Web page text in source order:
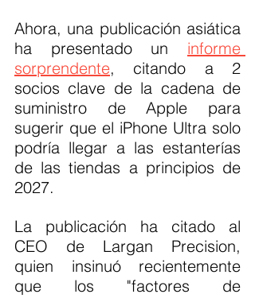
Ahora, una publicación asiática
ha presentado un informe
sorprendente, citando a 2
socios clave de la cadena de
suministro de Apple para
sugerir que el iPhone Ultra solo
podría llegar a las estanterías
de las tiendas a principios de
2027.
La publicación ha citado al
CEO de Largan Precision,
quien insinuó recientemente
que los "factores de